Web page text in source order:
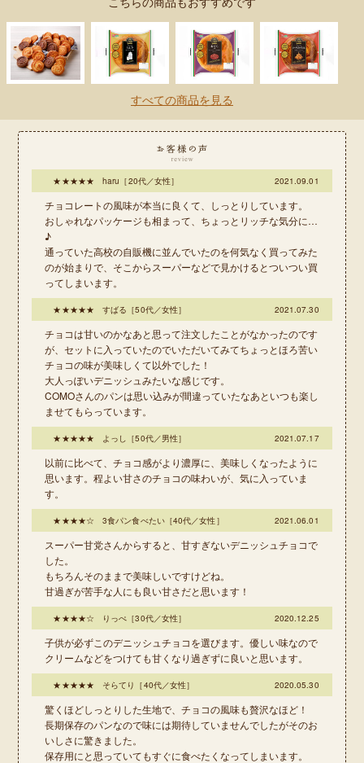
すべての商品を見る
2021.09.01
★★★★★ haru［20代／女性］
チョコレートの風味が本当に良くて、しっとりしています。
おしゃれなパッケージも相まって、ちょっとリッチな気分に…
♪
通っていた高校の自販機に並んでいたのを何気なく買ってみた
のが始まりで、そこからスーパーなどで見かけるとついつい買
ってしまいます。
2021.07.30
★★★★★ すばる［50代／女性］
チョコは甘いのかなあと思って注文したことがなかったのです
が、セットに入っていたのでいただいてみてちょっとほろ苦い
チョコの味が美味しくて以外でした！
大人っぽいデニッシュみたいな感じです。
COMOさんのパンは思い込みが間違っていたなあといつも楽し
ませてもらっています。
2021.07.17
★★★★★ よっし［50代／男性］
以前に比べて、チョコ感がより濃厚に、美味しくなったように
思います。程よい甘さのチョコの味わいが、気に入っていま
す。
2021.06.01
★★★★☆ 3食パン食べたい［40代／女性］
スーパー甘党さんからすると、甘すぎないデニッシュチョコで
した。
もちろんそのままで美味しいですけどね。
甘過ぎが苦手な人にも良い甘さだと思います！
2020.12.25
★★★★☆ りっぺ［30代／女性］
子供が必ずこのデニッシュチョコを選びます。優しい味なので
クリームなどをつけても甘くなり過ぎずに良いと思います。
2020.05.30
★★★★★ そらてり［40代／女性］
驚くほどしっとりした生地で、チョコの風味も贅沢なほど！
長期保存のパンなので味には期待していませんでしたがそのお
いしさに驚きました。
保存用にと思っていてもすぐに食べたくなってしまいます。